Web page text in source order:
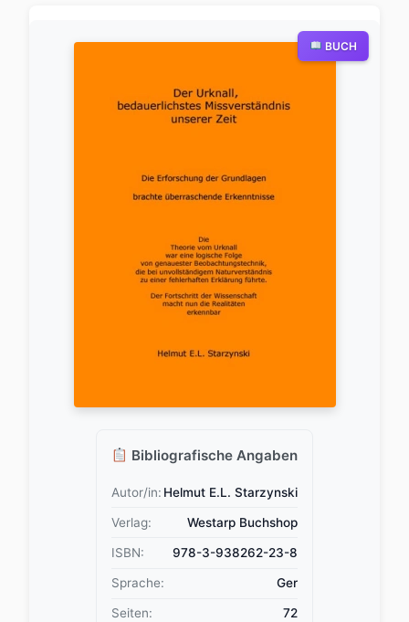
Bibliografische Angaben
Autor/in: Helmut E.L. Starzynski
Verlag: Westarp Buchshop
ISBN: 978-3-938262-23-8
Sprache: Ger
Seiten: 72
BUCH